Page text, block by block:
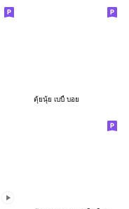
ตุ้ยนุ้ย เบบี้ บอย